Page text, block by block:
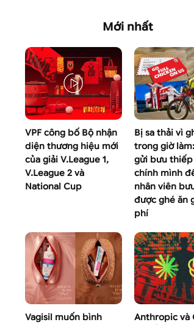
Mới nhất
VPF công bố Bộ nhận
diện thương hiệu mới
của giải V.League 1,
V.League 2 và
National Cup
Bị sa thải vì
trong giờ
gửi bưu thiếp
chính mình
nhân viên
được ghé ăn
phí
Vagisil muốn bình
Anthropic và